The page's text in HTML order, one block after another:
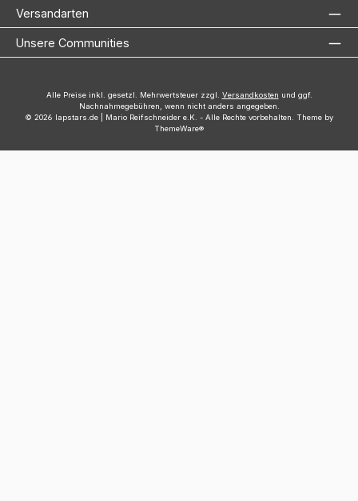
Versandarten
Unsere Communities
Alle Preise inkl. gesetzl. Mehrwertsteuer zzgl. Versandkosten und ggf.
Nachnahmegebühren, wenn nicht anders angegeben.
© 2026 lapstars.de | Mario Reifschneider e.K. - Alle Rechte vorbehalten. Theme by
ThemeWare®